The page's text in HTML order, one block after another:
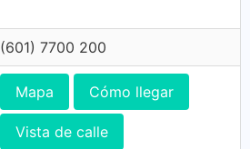
(601) 7700 200
Mapa Cómo llegar
Vista de calle